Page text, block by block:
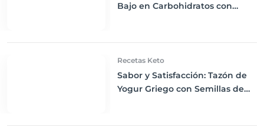
Bajo en Carbohidratos con
Recetas Keto
Sabor y Satisfacción: Tazón de
Yogur Griego con Semillas de